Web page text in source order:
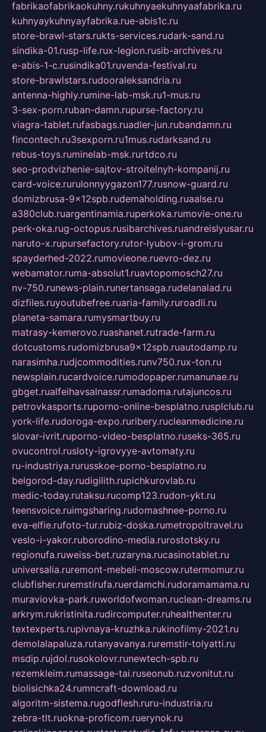
fabrikaofabrikaokuhny.rukuhnyaekuhnyaafabrika.ru
kuhnyaykuhnyayfabrika.rue-abis1c.ru
store-brawl-stars.rukts-services.rudark-sand.ru
sindika-01.rusp-life.rux-legion.rusib-archives.ru
e-abis-1-c.rusindika01.ruvenda-festival.ru
store-brawlstars.rudooraleksandria.ru
antenna-highly.rumine-lab-msk.ru1-mus.ru
3-sex-porn.ruban-damn.rupurse-factory.ru
viagra-tablet.rufasbags.ruadler-jun.rubandamn.ru
fincontech.ru3sexporn.ru1mus.rudarksand.ru
rebus-toys.ruminelab-msk.rurtdco.ru
seo-prodvizhenie-sajtov-stroitelnyh-kompanij.ru
card-voice.rurulonnyygazon177.rusnow-guard.ru
domizbrusa-9x12spb.rudemaholding.ruaalse.ru
a380club.ruargentinamia.ruperkoka.rumovie-one.ru
perk-oka.rug-octopus.rusibarchives.ruandreislyusar.ru
naruto-x.rupursefactory.rutor-lyubov-i-grom.ru
spayderhed-2022.rumovieone.ruevro-dez.ru
webamator.ruma-absolut1.ruavtopomosch27.ru
nv-750.runews-plain.runertansaga.rudelanalad.ru
dizfiles.ruyoutubefree.ruaria-family.ruroadli.ru
planeta-samara.rumysmartbuy.ru
matrasy-kemerovo.ruashanet.rutrade-farm.ru
dotcustoms.rudomizbrusa9x12spb.ruautodamp.ru
narasimha.rudjcommodities.runv750.rux-ton.ru
newsplain.rucardvoice.rumodopaper.rumanunae.ru
gbget.rualfeihavsalnassr.rumadoma.rutajuncos.ru
petrovkasports.ruporno-online-besplatno.rusplclub.ru
york-life.rudoroga-expo.ruribery.rucleanmedicine.ru
slovar-ivrit.ruporno-video-besplatno.ruseks-365.ru
ovucontrol.rusloty-igrovyye-avtomaty.ru
ru-industriya.rurusskoe-porno-besplatno.ru
belgorod-day.rudigilith.rupichkurovlab.ru
medic-today.rutaksu.rucomp123.rudon-ykt.ru
teensvoice.ruimgsharing.rudomashnee-porno.ru
eva-elfie.rufoto-tur.rubiz-doska.rumetropoltravel.ru
veslo-i-yakor.ruborodino-media.rurostotsky.ru
regionufa.ruweiss-bet.ruzaryna.rucasinotablet.ru
universalia.ruremont-mebeli-moscow.rutermomur.ru
clubfisher.ruremstirufa.ruerdamchi.rudoramamama.ru
muraviovka-park.ruworldofwoman.ruclean-dreams.ru
arkrym.rukristinita.rudircomputer.ruhealthenter.ru
textexperts.rupivnaya-kruzhka.rukinofilmy-2021.ru
demolalapaluza.rutanyavanya.ruremstir-tolyatti.ru
msdip.rujdol.rusokolovr.runewtech-spb.ru
rezemkleim.rumassage-tai.ruseonub.ruzvonitut.ru
biolisichka24.rumncraft-download.ru
algoritm-sistema.rugodflesh.ruru-industria.ru
zebra-tlt.ruokna-proficom.ruerynok.ru